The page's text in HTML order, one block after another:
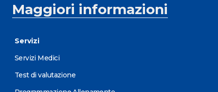
Maggiori informazioni
Servizi
Servizi Medici
Test di valutazione